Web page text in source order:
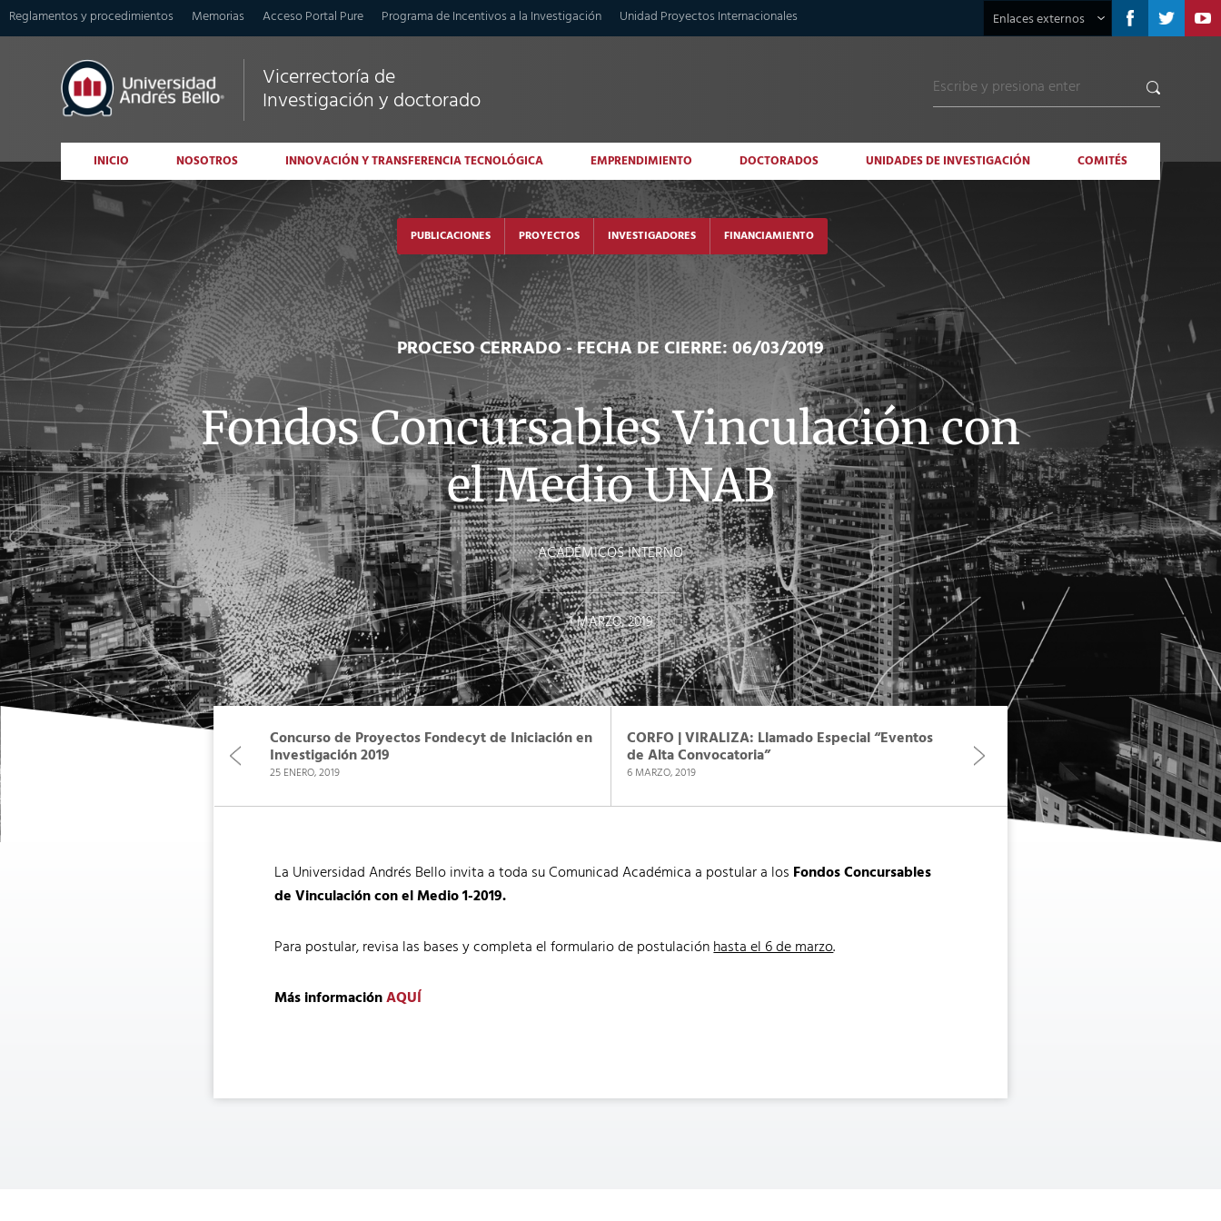
Reglamentos y procedimientos Memorias Acceso Portal Pure Programa de Incentivos a la Investigación Unidad Proyectos Internacionales Enlaces externos
Vicerrectoría de
Investigación y doctorado
INICIO NOSOTROS INNOVACIÓN Y TRANSFERENCIA TECNOLÓGICA EMPRENDIMIENTO DOCTORADOS UNIDADES DE INVESTIGACIÓN COMITÉS
PUBLICACIONES PROYECTOS INVESTIGADORES FINANCIAMIENTO
PROCESO CERRADO- FECHA DE CIERRE: 06/03/2019
Fondos Concursables Vinculación con
el Medio UNAB
ACADÉMICOS INTERNO
1 MARZO, 2019
Concurso de Proyectos Fondecyt de Iniciación en
Investigación 2019
25 ENERO, 2019
CORFO | VIRALIZA: Llamado Especial “Eventos
de Alta Convocatoria”
6 MARZO, 2019
La Universidad Andrés Bello invita a toda su Comunicad Académica a postular a los Fondos Concursables
de Vinculación con el Medio 1-2019.
Para postular, revisa las bases y completa el formulario de postulaciónhasta el 6 de marzo.
Más informaciónAQUÍ